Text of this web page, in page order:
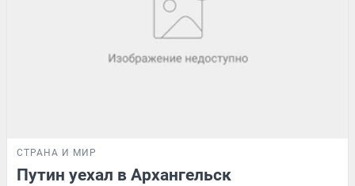
СТРАНА И МИР
Путин уехал в Архангельск